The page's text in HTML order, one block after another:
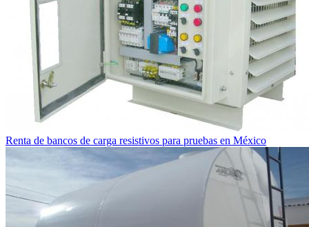
Renta de bancos de carga resistivos para pruebas en México